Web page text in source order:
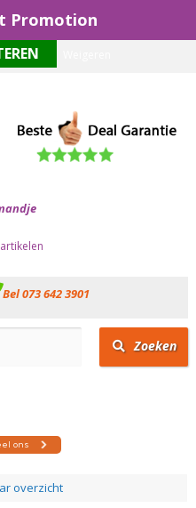
Promotion
Bel 073 642 3901
Zoeken
overzicht
maken wij gebruik van